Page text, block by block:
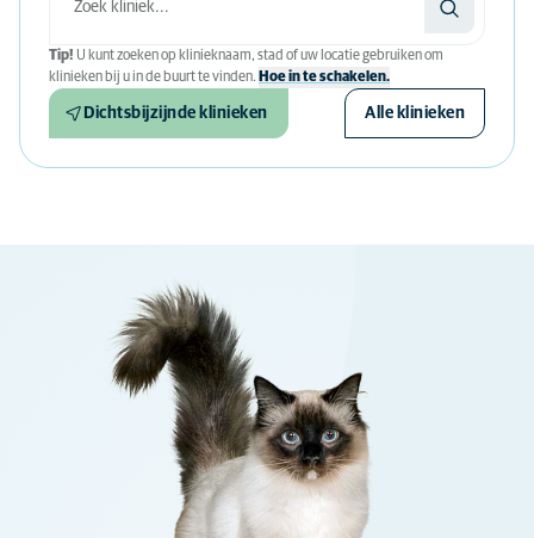
Tip! U kunt zoeken op klinieknaam, stad of uw locatie gebruiken om
klinieken bij u in de buurt te vinden. Hoe in te schakelen.
Dichtsbijzijnde klinieken Alle klinieken